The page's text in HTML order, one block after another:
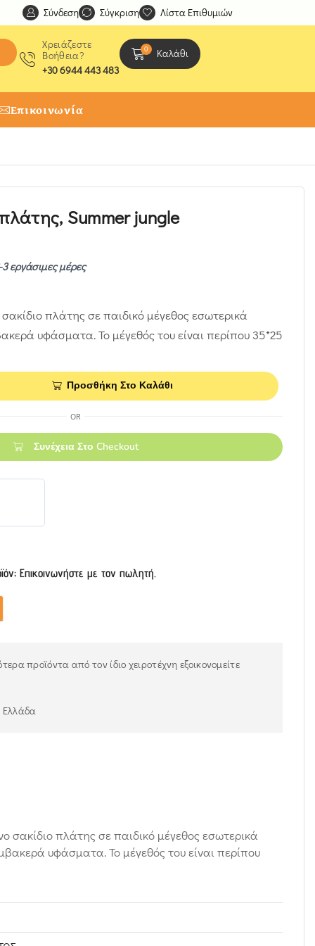
Ανακαλύψτε μοναδικές δημιουργίες από τους
Σύνδεση Σύγκριση Λίστα Επιθυμιών
Χρειάζεστε
Βοήθεια?
+30 6944 443 483
0 Καλάθι
Επικοινωνία
Summer jungle
εργάσιμες μέρες
πλάτης σε παιδικό μέγεθος εσωτερικά
υφάσματα. Το μέγεθός του είναι περίπου 35*25
Προσθήκη Στο Καλάθι
OR
Συνέχεια Στο Checkout
Επικοινωνήστε με τον πωλητή.
προϊόντα από τον ίδιο χειροτέχνη εξοικονομείτε
Ελλάδα
σακίδιο πλάτης σε παιδικό μέγεθος εσωτερικά
υφάσματα. Το μέγεθός του είναι περίπου